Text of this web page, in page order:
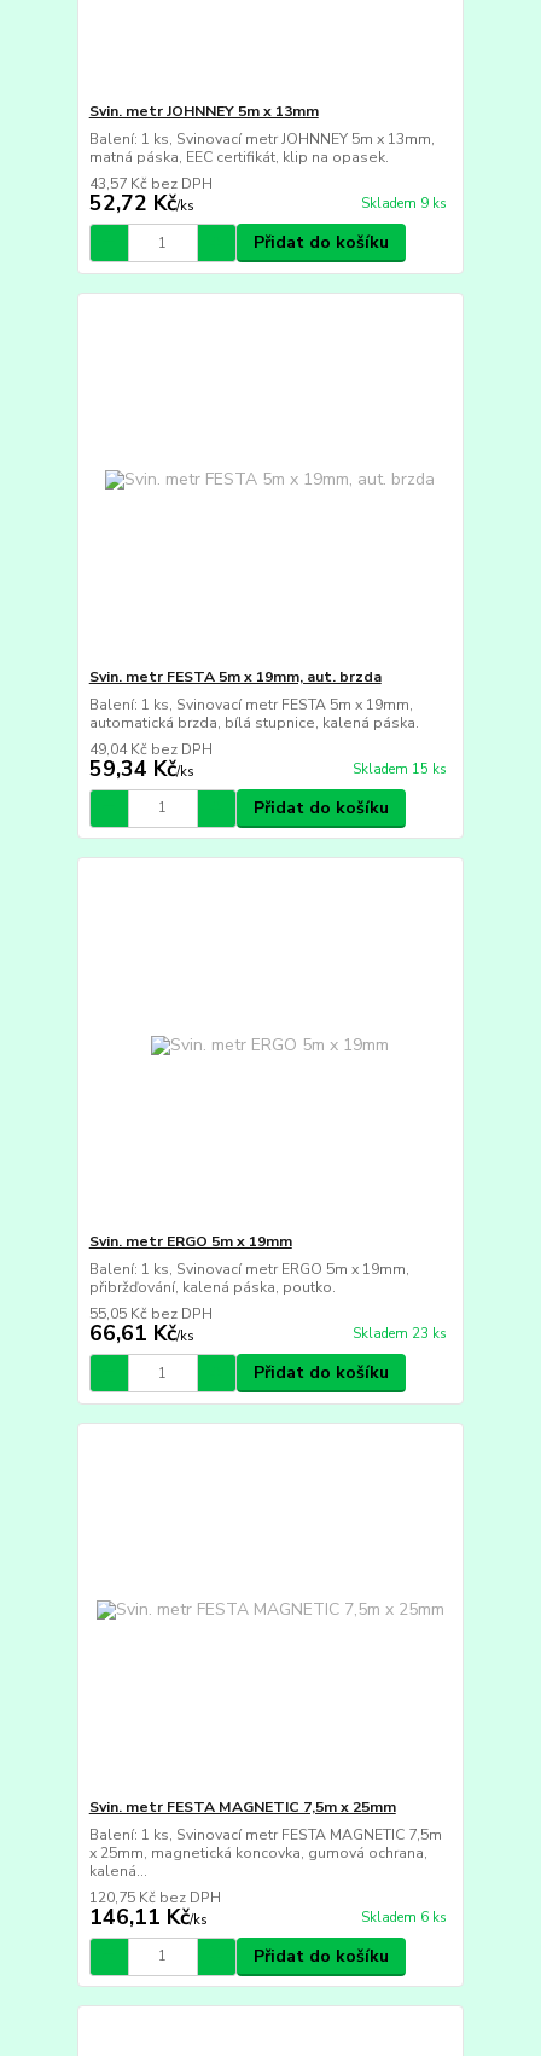
Svin. metr JOHNNEY 5m x 13mm
Balení: 1 ks, Svinovací metr JOHNNEY 5m x 13mm,
matná páska, EEC certifikát, klip na opasek.
52,72 Kč/ks
43,57 Kč bez DPH
Skladem 9 ks
Přidat do košíku
Svin. metr FESTA 5m x 19mm, aut. brzda
Balení: 1 ks, Svinovací metr FESTA 5m x 19mm,
automatická brzda, bílá stupnice, kalená páska.
59,34 Kč/ks
49,04 Kč bez DPH
Skladem 15 ks
Přidat do košíku
Svin. metr ERGO 5m x 19mm
Balení: 1 ks, Svinovací metr ERGO 5m x 19mm,
přibržďování, kalená páska, poutko.
66,61 Kč/ks
55,05 Kč bez DPH
Skladem 23 ks
Přidat do košíku
Svin. metr FESTA MAGNETIC 7,5m x 25mm
Balení: 1 ks, Svinovací metr FESTA MAGNETIC 7,5m
x 25mm, magnetická koncovka, gumová ochrana,
kalená...
146,11 Kč/ks
120,75 Kč bez DPH
Skladem 6 ks
Přidat do košíku